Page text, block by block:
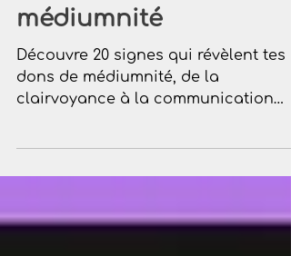
tes dons de
médiumnité
Découvre 20 signes qui révèlent tes
dons de médiumnité, de la
avec les défunts.